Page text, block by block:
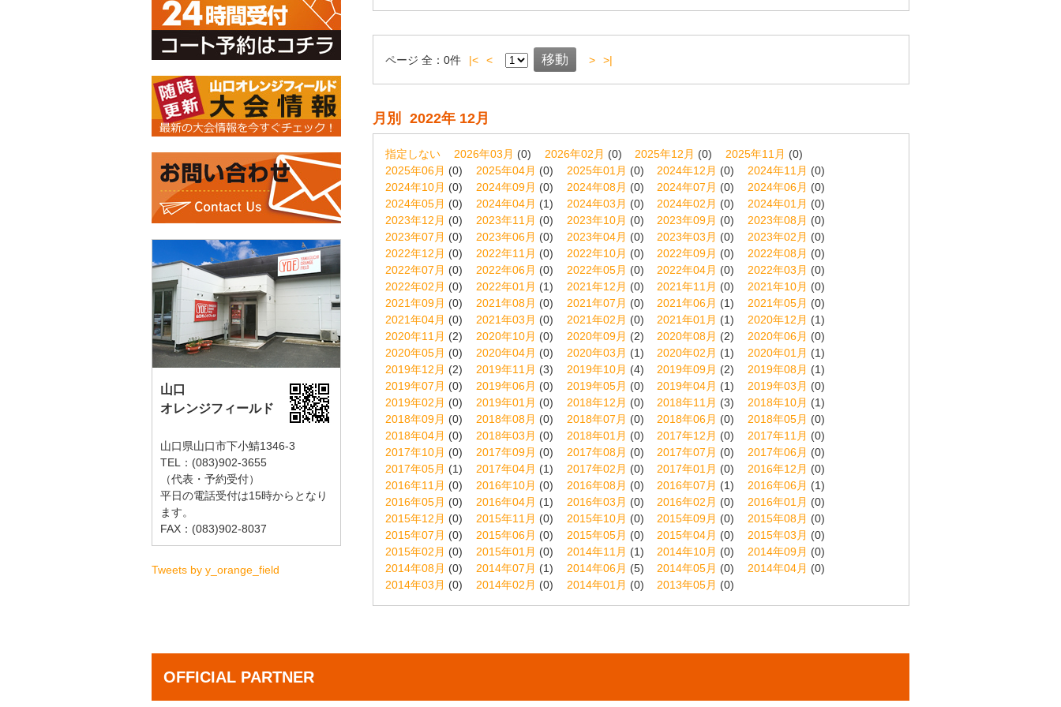
ページ 全： 0件 |< < > >|
月別 2022年 12月
指定しない 2026年03月 (0) 2026年02月 (0) 2025年12月 (0) 2025年11月 (0)
2025年06月 (0) 2025年04月 (0) 2025年01月 (0) 2024年12月 (0) 2024年11月 (0)
2024年10月 (0) 2024年09月 (0) 2024年08月 (0) 2024年07月 (0) 2024年06月 (0)
2024年05月 (0) 2024年04月 (1) 2024年03月 (0) 2024年02月 (0) 2024年01月 (0)
2023年12月 (0) 2023年11月 (0) 2023年10月 (0) 2023年09月 (0) 2023年08月 (0)
2023年07月 (0) 2023年06月 (0) 2023年04月 (0) 2023年03月 (0) 2023年02月 (0)
2022年12月 (0) 2022年11月 (0) 2022年10月 (0) 2022年09月 (0) 2022年08月 (0)
2022年07月 (0) 2022年06月 (0) 2022年05月 (0) 2022年04月 (0) 2022年03月 (0)
2022年02月 (0) 2022年01月 (1) 2021年12月 (0) 2021年11月 (0) 2021年10月 (0)
2021年09月 (0) 2021年08月 (0) 2021年07月 (0) 2021年06月 (1) 2021年05月 (0)
2021年04月 (0) 2021年03月 (0) 2021年02月 (0) 2021年01月 (1) 2020年12月 (1)
2020年11月 (2) 2020年10月 (0) 2020年09月 (2) 2020年08月 (2) 2020年06月 (0)
2020年05月 (0) 2020年04月 (0) 2020年03月 (1) 2020年02月 (1) 2020年01月 (1)
2019年12月 (2) 2019年11月 (3) 2019年10月 (4) 2019年09月 (2) 2019年08月 (1)
2019年07月 (0) 2019年06月 (0) 2019年05月 (0) 2019年04月 (1) 2019年03月 (0)
2019年02月 (0) 2019年01月 (0) 2018年12月 (0) 2018年11月 (3) 2018年10月 (1)
2018年09月 (0) 2018年08月 (0) 2018年07月 (0) 2018年06月 (0) 2018年05月 (0)
2018年04月 (0) 2018年03月 (0) 2018年01月 (0) 2017年12月 (0) 2017年11月 (0)
2017年10月 (0) 2017年09月 (0) 2017年08月 (0) 2017年07月 (0) 2017年06月 (0)
2017年05月 (1) 2017年04月 (1) 2017年02月 (0) 2017年01月 (0) 2016年12月 (0)
2016年11月 (0) 2016年10月 (0) 2016年08月 (0) 2016年07月 (1) 2016年06月 (1)
2016年05月 (0) 2016年04月 (1) 2016年03月 (0) 2016年02月 (0) 2016年01月 (0)
2015年12月 (0) 2015年11月 (0) 2015年10月 (0) 2015年09月 (0) 2015年08月 (0)
2015年07月 (0) 2015年06月 (0) 2015年05月 (0) 2015年04月 (0) 2015年03月 (0)
2015年02月 (0) 2015年01月 (0) 2014年11月 (1) 2014年10月 (0) 2014年09月 (0)
2014年08月 (0) 2014年07月 (1) 2014年06月 (5) 2014年05月 (0) 2014年04月 (0)
2014年03月 (0) 2014年02月 (0) 2014年01月 (0) 2013年05月 (0)
山口
オレンジフィールド
山口県山口市下小鯖1346-3
TEL：(083)902-3655
（代表・予約受付）
平日の電話受付は15時からとなり
ます。
FAX：(083)902-8037
Tweets by y_orange_field
OFFICIAL PARTNER